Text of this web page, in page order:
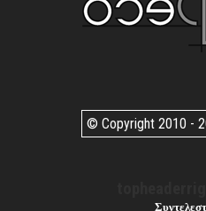
© Copyright 2010 -